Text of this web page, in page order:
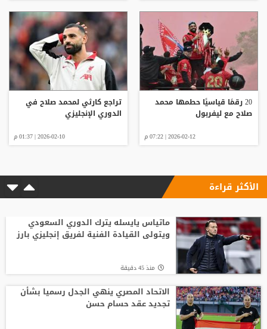
20 رقمًا قياسيًا حطمها محمد
صلاح مع ليفربول
2026-02-12 | 07:22 م
تراجع كارثي لمحمد صلاح في
الدوري الإنجليزي
2026-02-10 | 01:37 م
الأكثر قراءة
ماتياس يايسله يترك الدوري السعودي
ويتولى القيادة الفنية لفريق إنجليزي بارز
منذ 45 دقيقة
الاتحاد المصري ينهي الجدل رسميا بشأن
تجديد عقد حسام حسن